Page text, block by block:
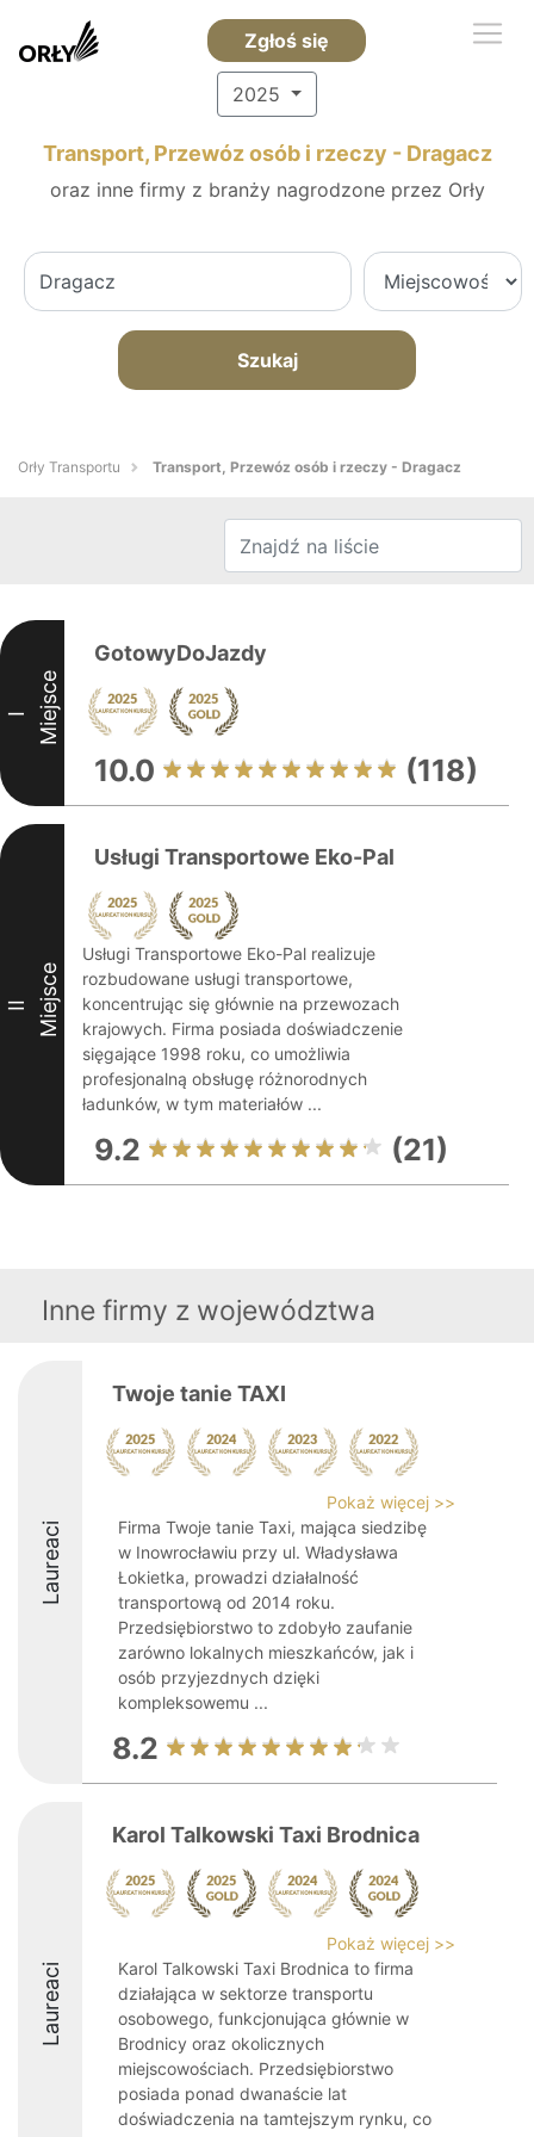
Zgłoś się
2025
Transport, Przewóz osób i rzeczy - Dragacz
oraz inne firmy z branży nagrodzone przez Orły
Szukaj
Orły Transportu Transport, Przewóz osób i rzeczy - Dragacz
I Miejsce
GotowyDoJazdy
10.0 (118)
II Miejsce
Usługi Transportowe Eko-Pal
Usługi Transportowe Eko-Pal realizuje
rozbudowane usługi transportowe,
koncentrując się głównie na przewozach
krajowych. Firma posiada doświadczenie
sięgające 1998 roku, co umożliwia
profesjonalną obsługę różnorodnych
ładunków, w tym materiałów ...
9.2 (21)
Inne firmy z województwa
Laureaci
Twoje tanie TAXI
Pokaż więcej >>
Firma Twoje tanie Taxi, mająca siedzibę
w Inowrocławiu przy ul. Władysława
Łokietka, prowadzi działalność
transportową od 2014 roku.
Przedsiębiorstwo to zdobyło zaufanie
zarówno lokalnych mieszkańców, jak i
osób przyjezdnych dzięki
kompleksowemu ...
8.2
Laureaci
Karol Talkowski Taxi Brodnica
Pokaż więcej >>
Karol Talkowski Taxi Brodnica to firma
działająca w sektorze transportu
osobowego, funkcjonująca głównie w
Brodnicy oraz okolicznych
miejscowościach. Przedsiębiorstwo
posiada ponad dwanaście lat
doświadczenia na tamtejszym rynku, co